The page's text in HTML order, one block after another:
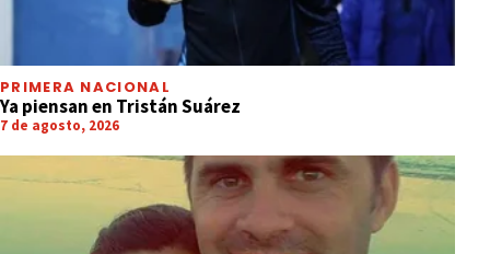
PRIMERA NACIONAL
Ya piensan en Tristán Suárez
7 de agosto, 2026